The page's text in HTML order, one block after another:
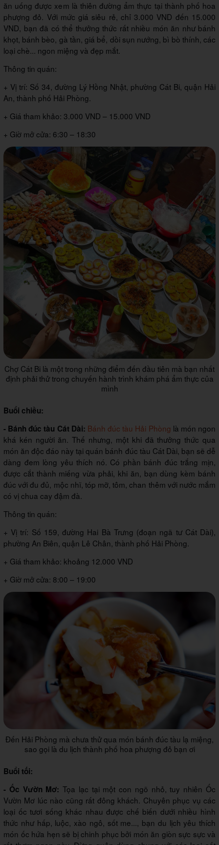
ăn uống được xem là thiên đường ẩm thực tại thành phố hoa
phượng đỏ. Với mức giá siêu rẻ, chỉ 3.000 VND đến 15.000
VND, bạn đã có thể thưởng thức rất nhiều món ăn như bánh
khọt, bánh bèo, gà tần, giá bể, dồi sụn nướng, bì bò thính, các
loại chè... ngon miệng và đẹp mắt.
Thông tin quán:
+ Vị trí: Số 34, đường Lý Hồng Nhật, phường Cát Bi, quận Hải
An, thành phố Hải Phòng.
+ Giá tham khảo: 3.000 VND – 15.000 VND
+ Giờ mở cửa: 6:30 – 18:30
Chợ Cát Bi là một trong những điểm đến đầu tiên mà bạn nhất
định phải thử trong chuyến hành trình khám phá ẩm thực của
mình
Buổi chiều:
- Bánh đúc tàu Cát Dài: Bánh đúc tàu Hải Phòng là món ngon
khá kén người ăn. Thế nhưng, một khi đã thưởng thức qua
món ăn độc đáo này tại quán bánh đúc tàu Cát Dài, bạn sẽ dễ
dàng đem lòng yêu thích nó. Có phần bánh đúc trắng mịn,
được cắt thành miếng vừa phải, khi ăn, bạn dùng kèm bánh
đúc với đu đủ, mộc nhĩ, tóp mỡ, tôm, chan thêm với nước mắm
có vị chua cay đậm đà.
Thông tin quán:
+ Vị trí: Số 159, đường Hai Bà Trưng (đoạn ngã tư Cát Dài),
phường An Biên, quận Lê Chân, thành phố Hải Phòng.
+ Giá tham khảo: khoảng 12.000 VND
+ Giờ mở cửa: 8:00 – 19:00
Đến Hải Phòng mà chưa thử qua món bánh đúc tàu lạ miệng,
sao gọi là du lịch thành phố hoa phượng đỏ bạn ơi
Buổi tối:
- Ốc Vườn Mơ: Tọa lạc tại một con ngõ nhỏ, tuy nhiên Ốc
Vườn Mơ lúc nào cũng rất đông khách. Chuyên phục vụ các
loại ốc tươi sống khác nhau được chế biến dưới nhiều hình
thức như hấp, luộc, xào ngô, sốt me..., bạn du lịch yêu thích
món ốc hứa hẹn sẽ bị chinh phục bởi món ăn giòn sực sực và